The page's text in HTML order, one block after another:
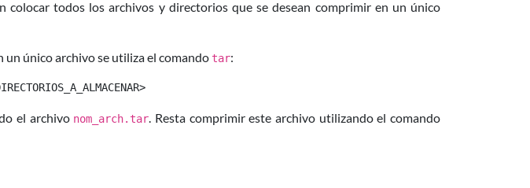
colocar todos los archivos y directorios que se desean comprimir en un único
un único archivo se utiliza el comando tar:
el archivo nom_arch.tar. Resta comprimir este archivo utilizando el comando